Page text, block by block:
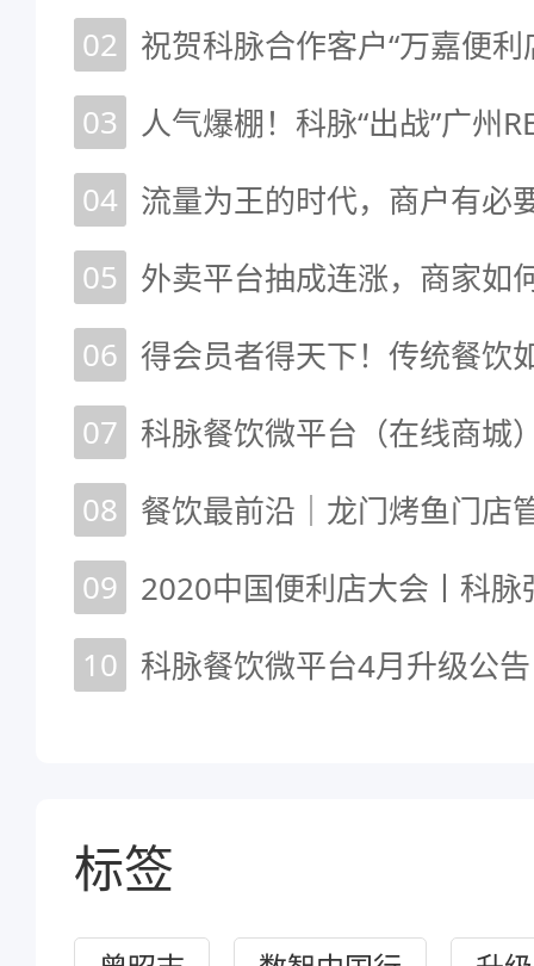
02
03
04 流量为王的时代，商户有必
05
外卖平台抽成连涨，商家如
06
07 科脉餐饮微平台（在线商城
08 餐饮最前沿｜龙门烤鱼门店
09
10 科脉餐饮微平台4月升级公告
标签